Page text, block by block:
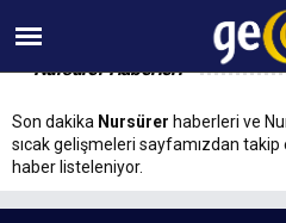
07 AĞUSTOS
Nursürer Haberleri
Son dakika Nursürer haberleri ve
sıcak gelişmeleri sayfamızdan takip
haber listeleniyor.